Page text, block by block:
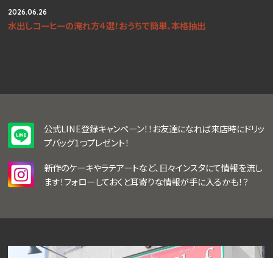
2026.06.26
水出しコーヒーの淹れ方４選！おうちで簡単、本格抽出
公式LINE登録キャンペーン！！お友達になれば来店時にドリッ
プバッグ1つプレゼント！
新作のケーキやラテアートなど、日々インスタにて情報を流し
ます！フォローしておくと耳寄りな情報が手に入るかも！？